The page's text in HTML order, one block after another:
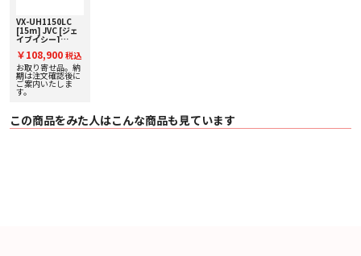
VX-UH1150LC
[15m] JVC [ジェ
イブイシー]
対応HDMIケーブ
ル 下取り査定額
20%アップ実施
中！
￥108,900 税込
お取り寄せ品。納
期は注文確認後に
ご案内いたしま
す。
この商品をみた人はこんな商品も見ています